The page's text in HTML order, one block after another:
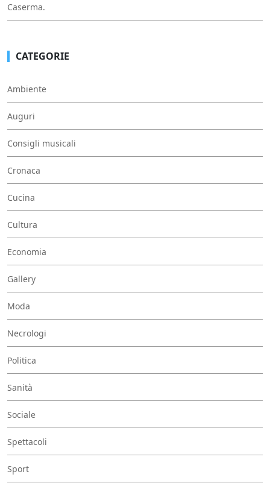
Caserma.
CATEGORIE
Ambiente
Auguri
Consigli musicali
Cronaca
Cucina
Cultura
Economia
Gallery
Moda
Necrologi
Politica
Sanità
Sociale
Spettacoli
Sport